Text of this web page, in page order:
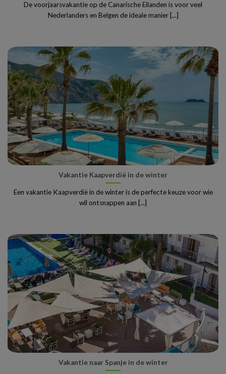
De voorjaarsvakantie op de Canarische Eilanden is voor veel
Nederlanders en Belgen de ideale manier [...]
Vakantie Kaapverdië in de winter
Een vakantie Kaapverdië in de winter is de perfecte keuze voor wie
wil ontsnappen aan [...]
Vakantie naar Spanje in de winter